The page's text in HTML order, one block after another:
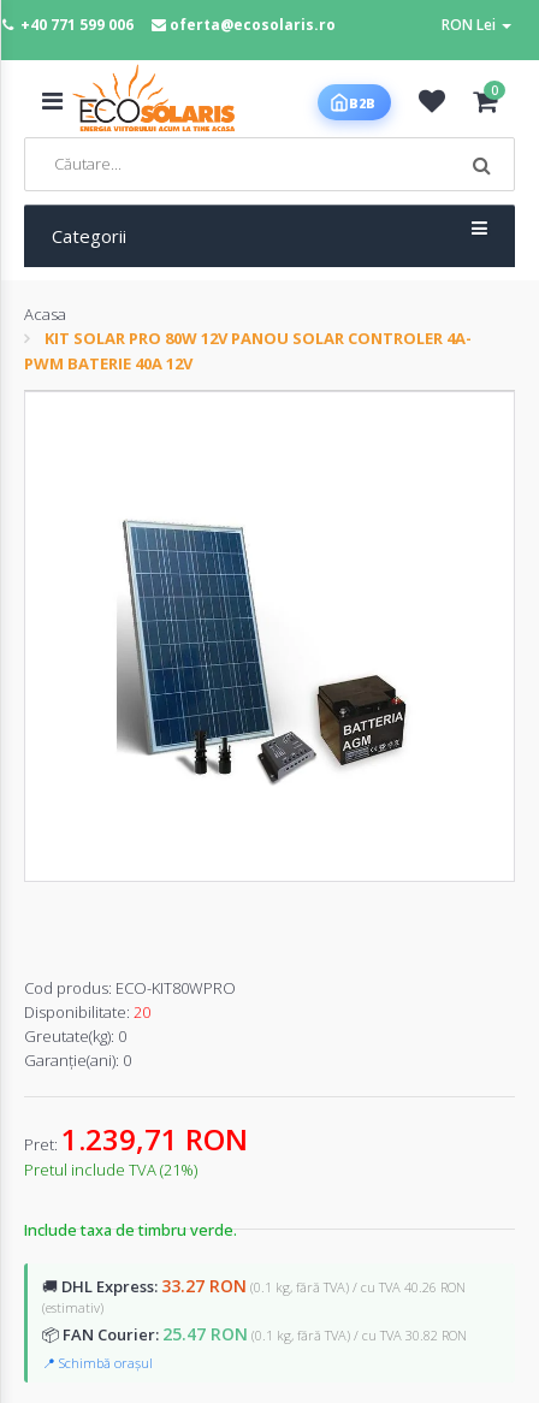
+40 771 599 006 oferta@ecosolaris.ro RON Lei
MENIU
Panouri
fotovoltaice
Sisteme
fotovoltaice
Înregistrează-
B2B
0
Categorii
Acasa
KIT SOLAR PRO 80W 12V PANOU SOLAR CONTROLER 4A-
PWM BATERIE 40A 12V
Cod produs: ECO-KIT80WPRO
Disponibilitate: 20
Greutate(kg): 0
Garanţie(ani): 0
Pret: 1.239,71 RON
Pretul include TVA (21%)
Include taxa de timbru verde.
🚚 DHL Express: 33.27 RON (0.1 kg, fără TVA) / cu TVA 40.26 RON
(estimativ)
📦 FAN Courier: 25.47 RON (0.1 kg, fără TVA) / cu TVA 30.82 RON
📍 Schimbă orașul